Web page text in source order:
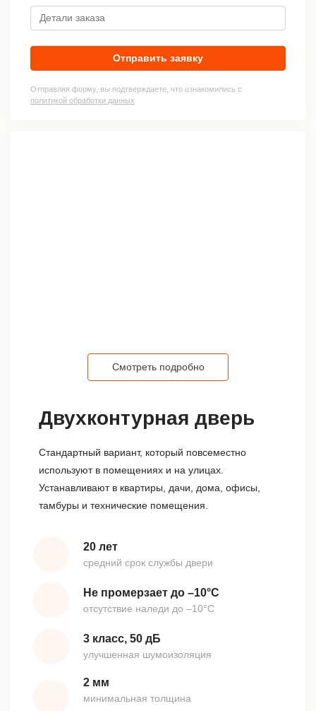
Отправить заявку
Отправляя форму, вы подтверждаете, что ознакомились с
политикой обработки данных
Двухконтурная дверь
Стандартный вариант, который повсеместно
используют в помещениях и на улицах.
Устанавливают в квартиры, дачи, дома, офисы,
тамбуры и технические помещения.
20 лет
средний срок службы двери
Не промерзает до –10°С
отсутствие наледи до –10°С
3 класс, 50 дБ
улучшенная шумоизоляция
2 мм
минимальная толщина
Смотреть подробно